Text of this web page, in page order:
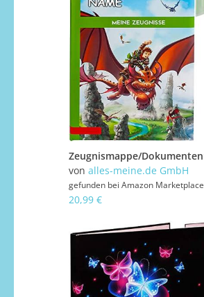
von alles-meine.de GmbH
gefunden bei Amazon Marketplace
20,99 €